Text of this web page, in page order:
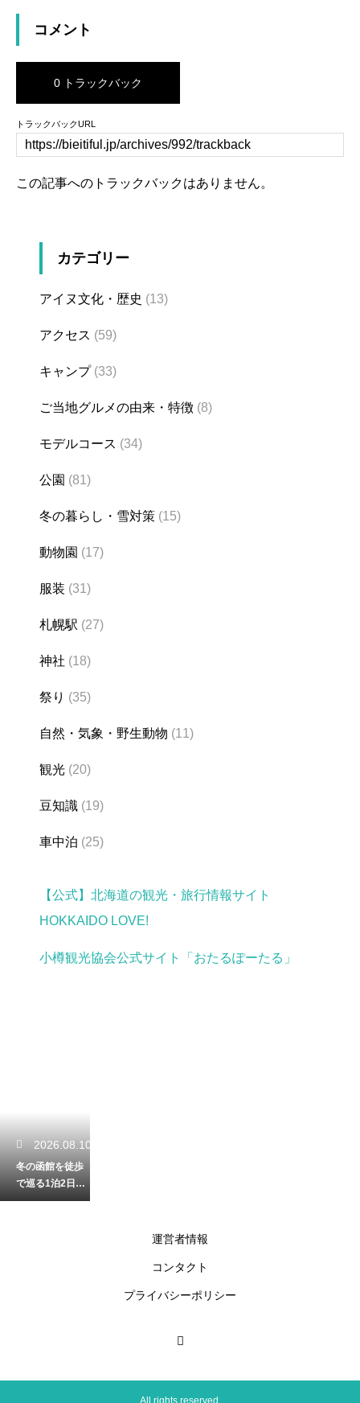
コメント
0 トラックバック
トラックバックURL
この記事へのトラックバックはありません。
カテゴリー
アイヌ文化・歴史 (13)
アクセス (59)
キャンプ(33)
ご当地グルメの由来・特徴 (8)
モデルコース (34)
公園 (81)
冬の暮らし・雪対策 (15)
動物園 (17)
服装 (31)
札幌駅 (27)
神社 (18)
祭り (35)
自然・気象・野生動物 (11)
観光 (20)
豆知識 (19)
車中泊 (25)
【公式】北海道の観光・旅行情報サイト
HOKKAIDO LOVE!
小樽観光協会公式サイト「おたるぽーたる」
2026.08.10
冬の函館を徒歩
で巡る1泊2日モ
デルコース！雪
花々に心癒され
運営者情報
コンタクト
プライバシーポリシー
All rights reserved.